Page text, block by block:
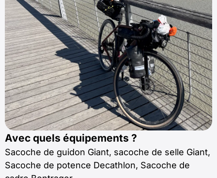
Avec quels équipements ?
Sacoche de guidon Giant, sacoche de selle Giant,
Sacoche de potence Decathlon, Sacoche de